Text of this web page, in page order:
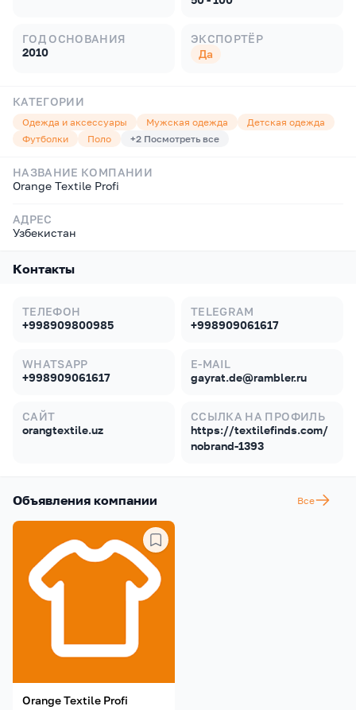
ГОД ОСНОВАНИЯ
2010
ЭКСПОРТЁР
Да
КАТЕГОРИИ
Одежда и аксессуары Мужская одежда
Детская одежда
Футболки
Поло +2 Посмотреть все
НАЗВАНИЕ КОМПАНИИ
Orange Textile Profi
АДРЕС
Узбекистан
Контакты
ТЕЛЕФОН
+998909800985
TELEGRAM
+998909061617
WHATSAPP
+998909061617
E-MAIL
gayrat.de@rambler.ru
САЙТ
orangtextile.uz
ССЫЛКА НА ПРОФИЛЬ
https://textilefinds.com/
nobrand-1393
Объявления компании Все
Orange Textile Profi